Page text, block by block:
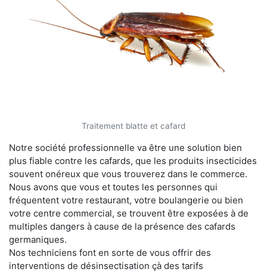
Traitement blatte et cafard
Notre société professionnelle va être une solution bien
plus fiable contre les cafards, que les produits insecticides
souvent onéreux que vous trouverez dans le commerce.
Nous avons que vous et toutes les personnes qui
fréquentent votre restaurant, votre boulangerie ou bien
votre centre commercial, se trouvent être exposées à de
multiples dangers à cause de la présence des cafards
germaniques.
Nos techniciens font en sorte de vous offrir des
interventions de désinsectisation çà des tarifs